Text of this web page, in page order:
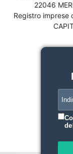
22046
Registro imprese